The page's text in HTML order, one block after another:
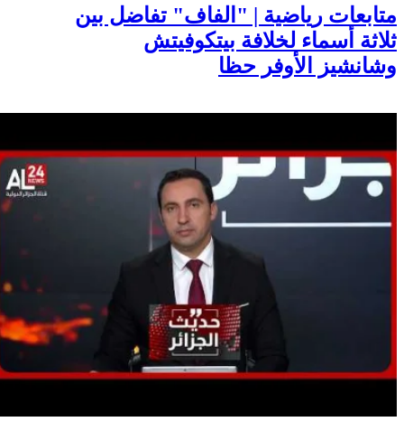
متابعات رياضية | "الفاف" تفاضل بين
ثلاثة أسماء لخلافة بيتكوفيتش
وشانشيز الأوفر حظا